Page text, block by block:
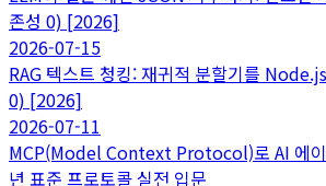
존성 0) [2026]
2026-07-15
RAG 텍스트 청킹: 재귀적 분할기를
0) [2026]
2026-07-11
MCP(Model Context Protocol)로 AI 에
년 표준 프로토콜 실전 입문